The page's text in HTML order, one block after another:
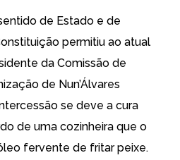
de Estado e de
permitiu ao atual
da Comissão de
de Nun’Álvares
se deve a cura
de uma cozinheira que o
fervente de fritar peixe.